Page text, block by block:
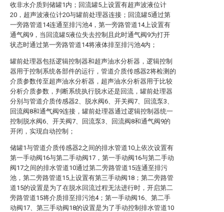
收非水介质到储罐1内；回流罐5上设置有超声波液位计
20，超声波液位计20与罐前处理器连接；回流罐5通过第
一旁路管道14连通至排污池4，第一旁路管道14上设置有
通气阀9，当回流罐5液位失去控制且此时通气阀9为打开
状态时通过第一旁路管道14将液体排至排污池4内；
罐前处理器包括逻辑控制器和超声油水分析器，逻辑控制
器用于控制系统各部件的运行，管道介质传感器2将检测的
介质参数传至超声油水分析器，超声油水分析器用于比较
分析介质参数，判断系统执行脱水还是回流，罐前处理器
分别与管道介质传感器2、脱水阀6、开关阀7、回流泵3、
回流阀8和通气阀9连接，罐前处理器通过逻辑控制器统一
控制脱水阀6、开关阀7、回流泵3、回流阀8和通气阀9的
开闭，实现自动控制；
储罐1与管道介质传感器2之间的排水管道10上依次设置有
第一手动阀16与第二手动阀17，第一手动阀16与第二手动
阀17之间的排水管道10通过第二旁路管道15连通至排污
池，第二旁路管道15上设置有第三手动阀18；第二旁路管
道15的设置是为了在脱水回流过程无法进行时，开启第二
旁路管道15将介质排至排污池4；第一手动阀16、第二手
动阀17、第三手动阀18的设置是为了手动控制排水管道10